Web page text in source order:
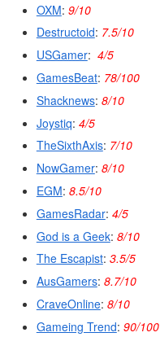
OXM: 9/10
Destructoid: 7.5/10
USGamer: 4/5
GamesBeat: 78/100
Shacknews: 8/10
Joystiq: 4/5
TheSixthAxis: 7/10
NowGamer: 8/10
EGM: 8.5/10
GamesRadar: 4/5
God is a Geek: 8/10
The Escapist: 3.5/5
AusGamers: 8.7/10
CraveOnline: 8/10
Gameing Trend: 90/100